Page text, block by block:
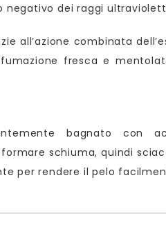
dei raggi
all’azione combinata
fresca e
bagnato con
schiuma, quindi
per rendere il pelo